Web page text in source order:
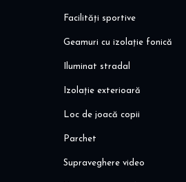
Facilități sportive
Geamuri cu izolație fonică
Iluminat stradal
Izolație exterioară
Loc de joacă copii
Parchet
Supraveghere video